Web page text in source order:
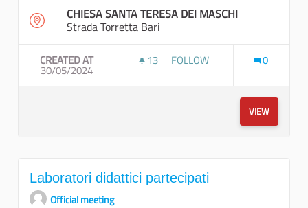
CHIESA SANTA TERESA DEI MASCHI
Strada Torretta Bari
CREATED AT
30/05/2024
13 13 FOLLOWERS
FOLLOW 0
VIEW
Laboratori didattici partecipati
Official meeting